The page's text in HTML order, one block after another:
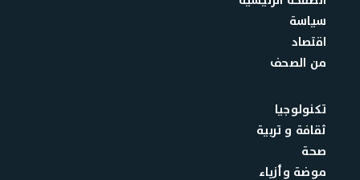
سياسة
اقتصاد
من الصحف
تكنولوجيا
ثقافة و تربية
صحة
موضة وأزياء